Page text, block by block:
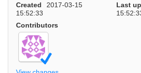
Created
2017-03-15
15:52:33
Last
Contributors